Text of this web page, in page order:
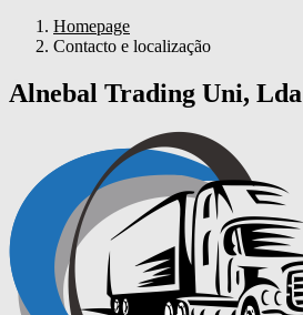
Homepage
Contacto e localização
Alnebal Trading Uni, Lda